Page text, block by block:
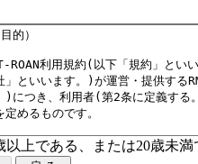
以上である、または20歳未満